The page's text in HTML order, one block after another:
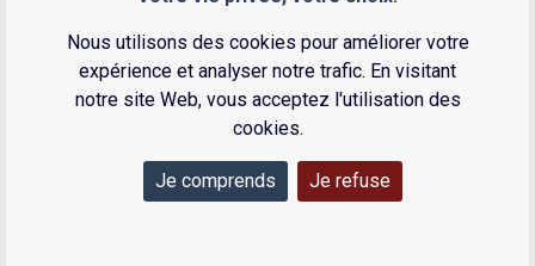
Nous utilisons des cookies pour améliorer votre
expérience et analyser notre trafic. En visitant
notre site Web, vous acceptez l'utilisation des
cookies.
Je comprends Je refuse
Disponible du CH14 au CH20